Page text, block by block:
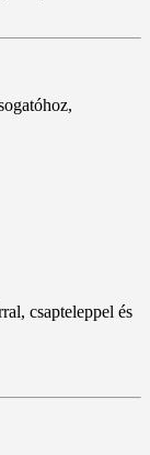
csapteleppel és